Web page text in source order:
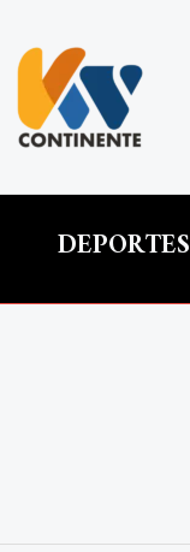
DEPORTES